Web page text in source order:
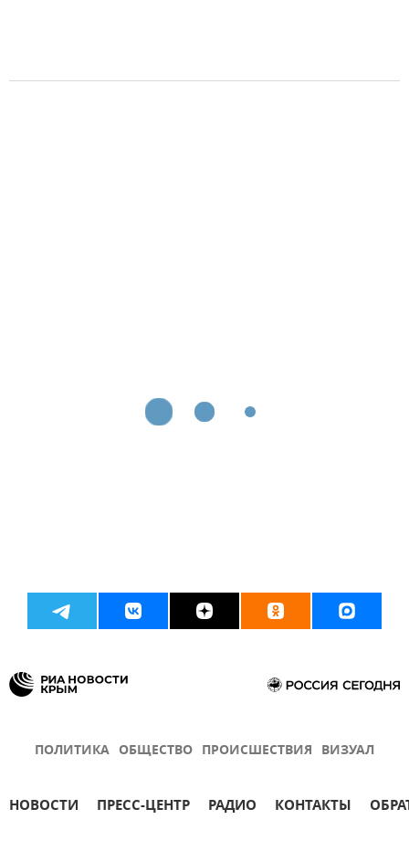
ПОЛИТИКА ОБЩЕСТВО ПРОИСШЕСТВИЯ ВИЗУАЛ
НОВОСТИ ПРЕСС-ЦЕНТР РАДИО КОНТАКТЫ